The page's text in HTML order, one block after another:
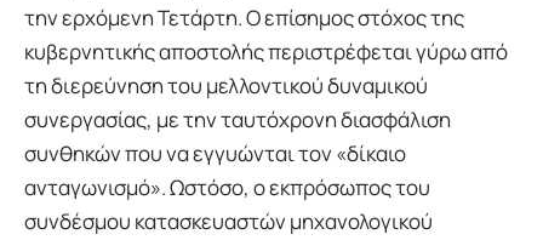
την ερχόμενη Τετάρτη. Ο επίσημος στόχος της
κυβερνητικής αποστολής περιστρέφεται γύρω από
τη διερεύνηση του μελλοντικού δυναμικού
συνεργασίας, με την ταυτόχρονη διασφάλιση
συνθηκών που να εγγυώνται τον «δίκαιο
ανταγωνισμό». Ωστόσο, ο εκπρόσωπος του
συνδέσμου κατασκευαστών μηχανολογικού